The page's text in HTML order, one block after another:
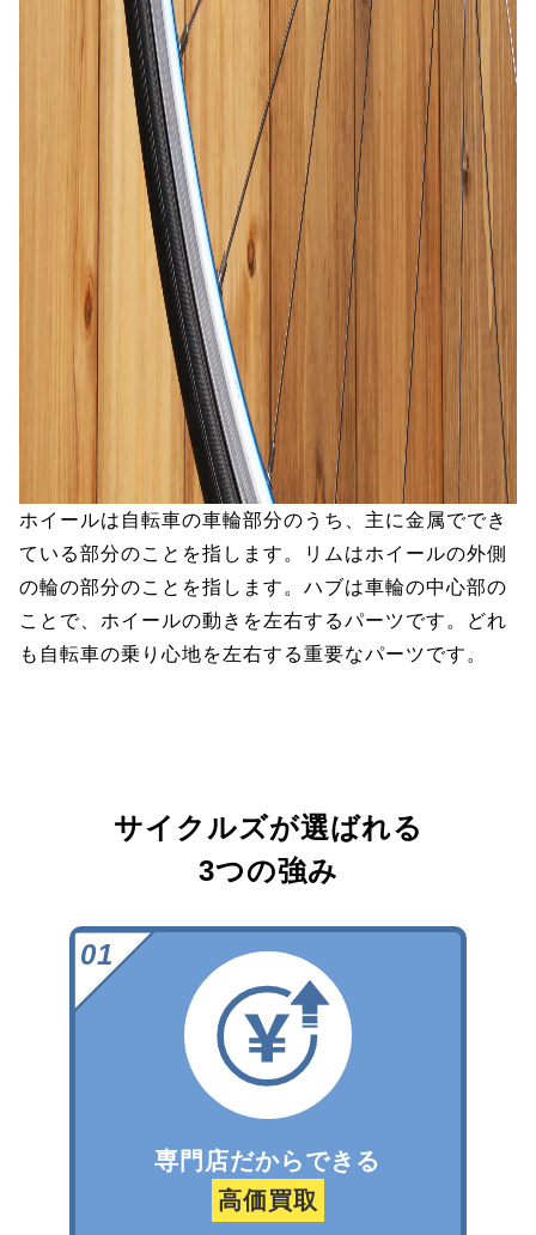
ホイールは自転車の車輪部分のうち、主に金属ででき
ている部分のことを指します。リムはホイールの外側
の輪の部分のことを指します。ハブは車輪の中心部の
ことで、ホイールの動きを左右するパーツです。どれ
も自転車の乗り心地を左右する重要なパーツです。
サイクルズが選ばれる
3つの強み
専門店だからできる
高価買取